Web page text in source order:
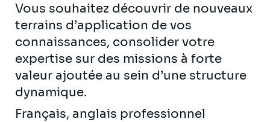
Vous souhaitez découvrir de nouveaux
terrains d’application de vos
connaissances, consolider votre
expertise sur des missions à forte
valeur ajoutée au sein d’une structure
dynamique.
Français, anglais professionnel